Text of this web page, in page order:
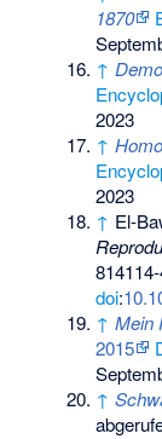
1870
↑
2023
↑
2023
↑ El-
doi:
↑ Mein
2015
↑